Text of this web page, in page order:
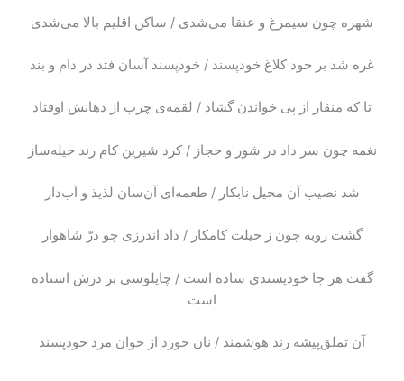
شهره چون سیمرغ و عنقا می‌شدی / ساکن اقلیم بالا می‌شدی
غره شد بر خود کلاغ خودپسند / خودپسند آسان فتد در دام و بند
تا که منقار از پی خواندن گشاد / لقمه‌ی چرب از دهانش اوفتاد
نغمه چون سر داد در شور و حجاز / کرد شیرین کام رند حیله‌ساز
شد نصیب آن محیل نابکار / طعمه‌ای آن‌سان لذیذ و آب‌دار
گشت روبه چون ز حیلت کامکار / داد اندرزی چو درّ شاهوار
گفت هر جا خودپسندی ساده است / چاپلوسی بر درش استاده
است
آن تملق‌پیشه رند هوشمند / نان خورد از خوان مرد خودپسند